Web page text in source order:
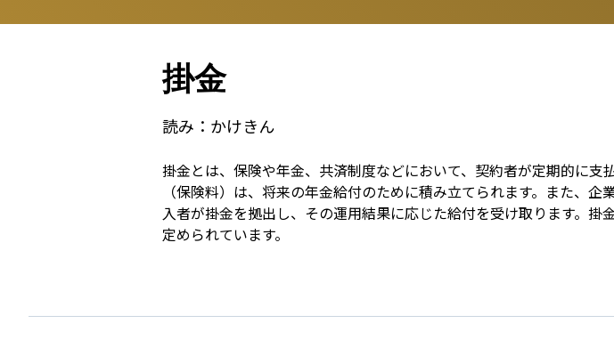
掛金
読み： かけきん
掛金とは、保険や年金、共済制度などにおいて、契約者が定期的に
（保険料）は、将来の年金給付のために積み立てられます。また、
入者が掛金を拠出し、その運用結果に応じた給付を受け取ります。
定められています。